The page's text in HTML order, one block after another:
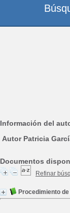
Información del
Autor Patricia
Documentos
Refinar
Procedimiento